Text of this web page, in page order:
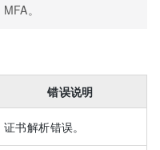
MFA。
错误说明
证书解析错误。